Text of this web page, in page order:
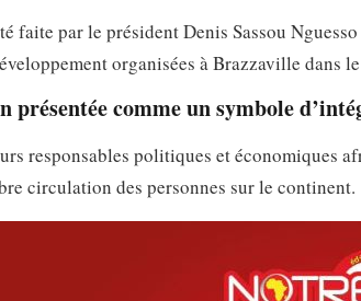
faite par le président Denis Sassou
organisées à Brazzaville dans
présentée comme un symbole
responsables politiques et économiques
circulation des personnes sur le continent.